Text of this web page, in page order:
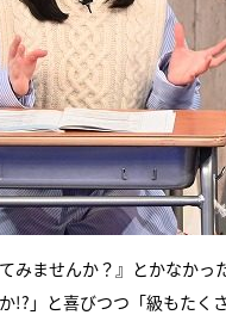
みませんか？』とかなか
!?」と喜びつつ「級もたく